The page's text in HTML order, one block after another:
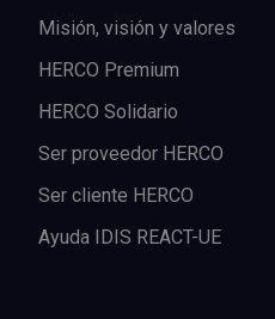
Misión, visión y valores
HERCO Premium
HERCO Solidario
Ser proveedor HERCO
Ser cliente HERCO
Ayuda IDIS REACT-UE